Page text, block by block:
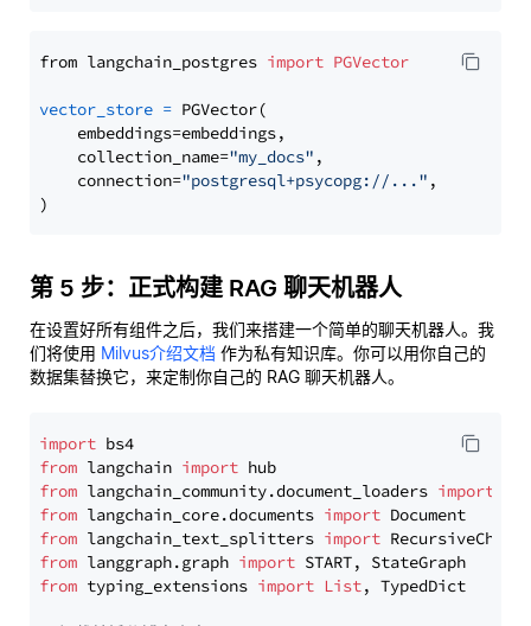
from langchain_postgres import PGVector
vector_store = PGVector(
    embeddings=embeddings,
    collection_name=
"my_docs" ,
    connection=
"postgresql+psycopg://..." ,
第 5 步：正式构建 RAG 聊天机器人
在设置好所有组件之后，我们来搭建一个简单的聊天机器人。我
们将使用 Milvus介绍文档 作为私有知识库。你可以用你自己的
数据集替换它，来定制你自己的 RAG 聊天机器人。
import
from langchain import
from langchain_community.document_loaders import
from langchain_core.documents import
from langchain_text_splitters import
from langgraph.graph import
from typing_extensions import List, TypedDict